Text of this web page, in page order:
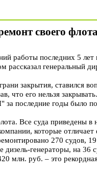
своего
последних 5 лет
рассказал генеральный
закрытия, ставился
что его нельзя
последние годы было
Все суда приведены в
которые отличает
270 судов,
генераторы, на 36
млн. руб. – это